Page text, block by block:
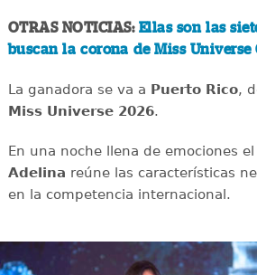
OTRAS NOTICIAS: Ellas son las
buscan la corona de Miss Universe
La ganadora se va a Puerto Rico,
Miss Universe 2026.
En una noche llena de emociones
Adelina reúne las características
en la competencia internacional.